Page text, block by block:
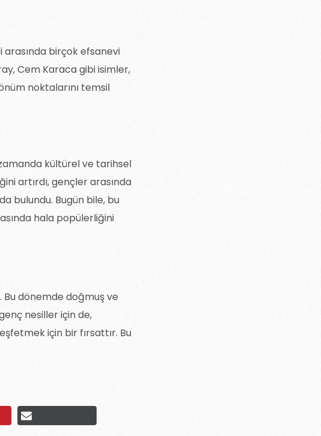
arasında birçok efsanevi
Cem Karaca gibi isimler,
noktalarını temsil
kültürel ve tarihsel
artırdı, gençler arasında
bulundu. Bugün bile, bu
hala popülerliğini
Bu dönemde doğmuş ve
nesiller için de,
için bir fırsattır. Bu